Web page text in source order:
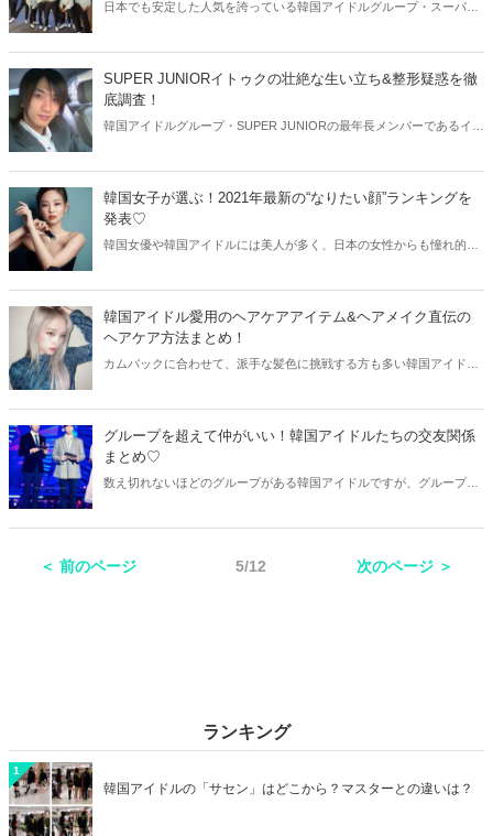
日本でも安定した人気を誇っている韓国アイドルグループ・スーパー
だ名の由来と共に、ファンの呼び名もご紹介しましょう！
SUPER JUNIORイトゥクの壮絶な生い立ち&整形疑惑を徹
底調査！
韓国アイドルグループ・SUPER JUNIORの最年長メンバーであるイト
整形疑惑を徹底調査していきましょう。
韓国女子が選ぶ！2021年最新の“なりたい顔”ランキングを
発表♡
韓国女優や韓国アイドルには美人が多く、日本の女性からも憧れ的な
女子が本当になりたい顔をご紹介していきます♡
韓国アイドル愛用のヘアケアアイテム&ヘアメイク直伝の
ヘアケア方法まとめ！
カムバックに合わせて、派手な髪色に挑戦する方も多い韓国アイドル
ルのヘアメイクさん直伝のヘアケア方法をご紹介します♫
グループを超えて仲がいい！韓国アイドルたちの交友関係
まとめ♡
数え切れないほどのグループがある韓国アイドルですが、グループと
てみましょう♡
＜ 前のページ 5/12 次のページ ＞
ランキング
1
韓国アイドルの「サセン」はどこから？マスターとの違いは？